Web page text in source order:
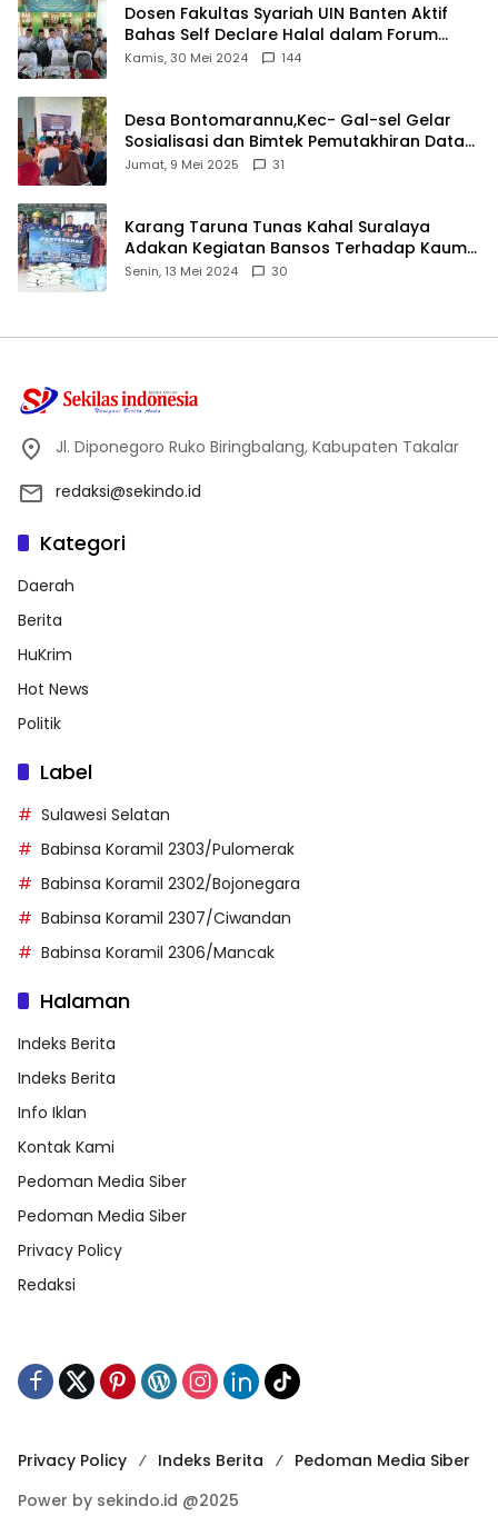
Dosen Fakultas Syariah UIN Banten Aktif
Bahas Self Declare Halal dalam Forum
Ijtima Ulama MUI
Kamis, 30 Mei 2024 144
Desa Bontomarannu,Kec- Gal-sel Gelar
Sosialisasi dan Bimtek Pemutakhiran Data
ID
Jumat, 9 Mei 2025 31
Karang Taruna Tunas Kahal Suralaya
Adakan Kegiatan Bansos Terhadap Kaum
Dhuafa dan Anak Yatim-Piatu
Senin, 13 Mei 2024 30
Jl. Diponegoro Ruko Biringbalang, Kabupaten Takalar
redaksi@sekindo.id
Kategori
Daerah
Berita
HuKrim
Hot News
Politik
Label
Sulawesi Selatan
Babinsa Koramil 2303/Pulomerak
Babinsa Koramil 2302/Bojonegara
Babinsa Koramil 2307/Ciwandan
Babinsa Koramil 2306/Mancak
Halaman
Indeks Berita
Indeks Berita
Info Iklan
Kontak Kami
Pedoman Media Siber
Pedoman Media Siber
Privacy Policy
Redaksi
Privacy Policy Indeks Berita
Pedoman Media Siber
Power by sekindo.id @2025